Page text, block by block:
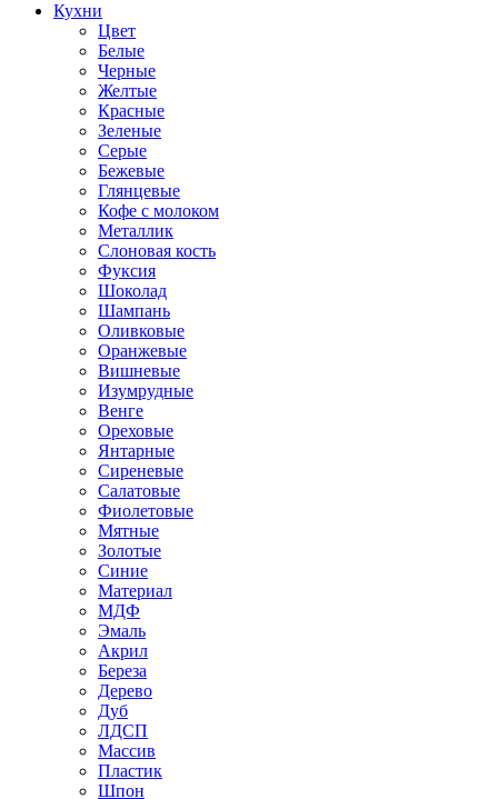
Кухни
Цвет
Белые
Черные
Желтые
Красные
Зеленые
Серые
Бежевые
Глянцевые
Кофе с молоком
Металлик
Слоновая кость
Фуксия
Шоколад
Шампань
Оливковые
Оранжевые
Вишневые
Изумрудные
Венге
Ореховые
Янтарные
Сиреневые
Салатовые
Фиолетовые
Мятные
Золотые
Синие
Материал
МДФ
Эмаль
Акрил
Береза
Дерево
Дуб
ЛДСП
Массив
Пластик
Шпон